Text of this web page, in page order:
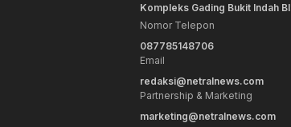
Kompleks Gading Bukit Indah
Nomor Telepon
087785148706
Email
redaksi@netralnews.com
Partnership & Marketing
marketing@netralnews.com